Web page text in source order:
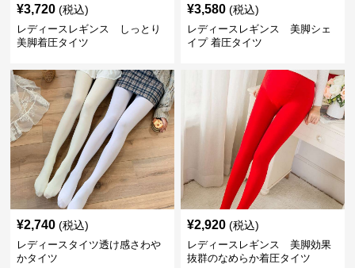
¥3,720 (税込)
レディースレギンス しっとり
美脚着圧タイツ
¥3,580 (税込)
レディースレギンス 美脚シェ
イプ 着圧タイツ
¥2,740 (税込)
レディースタイツ透け感さわや
かタイツ
¥2,920 (税込)
レディースレギンス 美脚効果
抜群のなめらか着圧タイツ